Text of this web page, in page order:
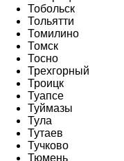
Тобольск
Тольятти
Томилино
Томск
Тосно
Трехгорный
Троицк
Туапсе
Туймазы
Тула
Тутаев
Тучково
Тюмень